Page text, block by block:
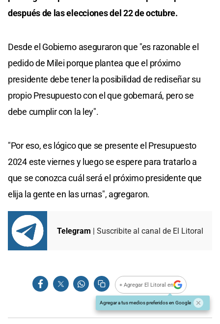
después de las elecciones del 22 de octubre.
Desde el Gobierno aseguraron que "es razonable el
pedido de Milei porque plantea que el próximo
presidente debe tener la posibilidad de rediseñar su
propio Presupuesto con el que gobernará, pero se
debe cumplir con la ley".
"Por eso, es lógico que se presente el Presupuesto
2024 este viernes y luego se espere para tratarlo a
que se conozca cuál será el próximo presidente que
elija la gente en las urnas", agregaron.
Telegram | Suscribite al canal de El Litoral
+ Agregar El Litoral en
Agregar a tus medios preferidos en Google